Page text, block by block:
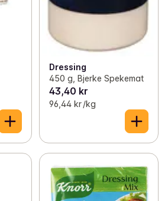
(26)
Dressing
450 g, Bjerke Spekemat
43,40 kr
96,44 kr /kg